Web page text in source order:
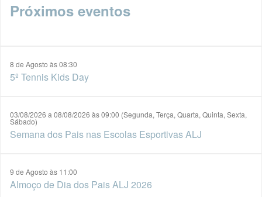
Próximos eventos
8 de Agosto às 08:30
5º Tennis Kids Day
03/08/2026 a 08/08/2026 às 09:00 (Segunda, Terça, Quarta, Quinta, Sexta,
Sábado)
Semana dos Pais nas Escolas Esportivas ALJ
9 de Agosto às 11:00
Almoço de Dia dos Pais ALJ 2026